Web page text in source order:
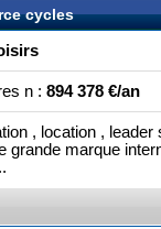
cycles
n : 894 378 €/an
, location ,
grande marque